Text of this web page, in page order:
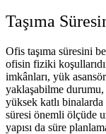
Taşıma
Ofis taşıma süresini
ofisin fiziki
imkânları, yük
yaklaşabilme
yüksek katlı binalarda
süresi önemli ölçüde
yapısı da süre